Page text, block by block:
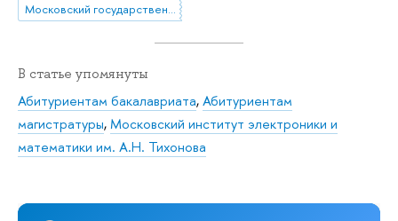
Московский государственный институт электроники и математики (МИЭМ)
В статье упомянуты
Абитуриентам бакалавриата,Абитуриентам
магистратуры,Московский институт электроники и
математики им. А.Н. Тихонова